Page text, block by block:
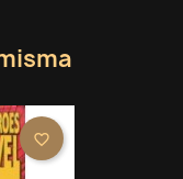
favorite_border